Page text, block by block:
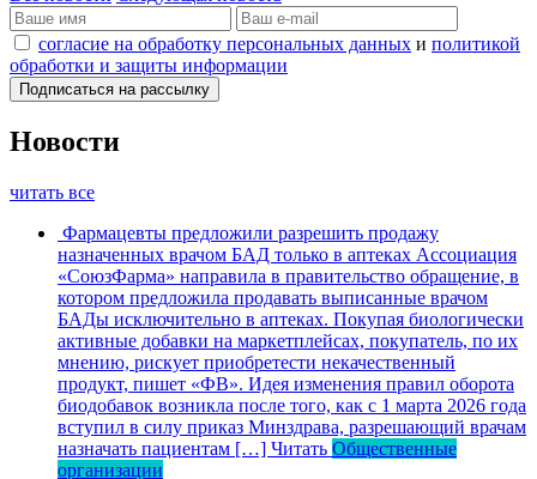
согласие на обработку персональных данных и политикой
обработки и защиты информации
Новости
читать все
Фармацевты предложили разрешить продажу
назначенных врачом БАД только в аптеках Ассоциация
«СоюзФарма» направила в правительство обращение, в
котором предложила продавать выписанные врачом
БАДы исключительно в аптеках. Покупая биологически
активные добавки на маркетплейсах, покупатель, по их
мнению, рискует приобретести некачественный
продукт, пишет «ФВ». Идея изменения правил оборота
биодобавок возникла после того, как с 1 марта 2026 года
вступил в силу приказ Минздрава, разрешающий врачам
назначать пациентам […] Читать Общественные
организации